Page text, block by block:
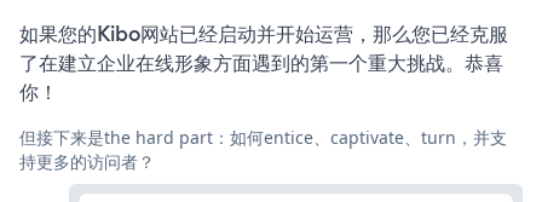
如果您的Kibo网站已经启动并开始运营，那么您已经克服
了在建立企业在线形象方面遇到的第一个重大挑战。恭喜
你！
但接下来是the hard part：如何entice、captivate、turn，并支
持更多的访问者？